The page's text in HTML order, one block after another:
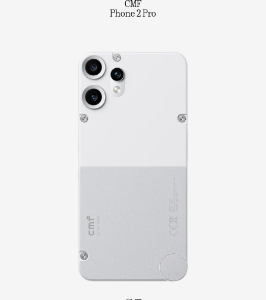
CMF
Phone 2 Pro